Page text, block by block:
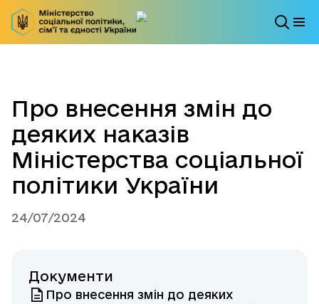
Про внесення змін до
деяких наказів
Міністерства соціальної
політики України
24/07/2024
Документи
Про внесення змін до деяких